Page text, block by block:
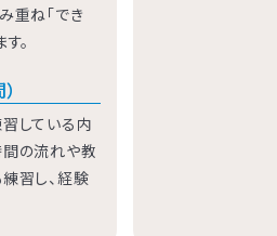
重ね「でき
。
している内
の流れや教
習し、経験